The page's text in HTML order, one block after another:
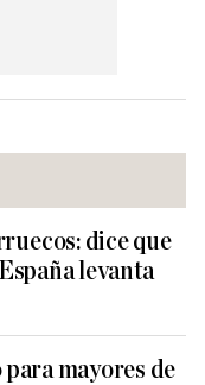
dice que
levanta
mayores de